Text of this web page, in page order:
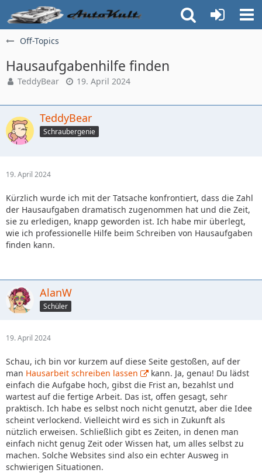
Off-Topics
Hausaufgabenhilfe finden
TeddyBear 19. April 2024
TeddyBear
Schraubergenie
19. April 2024
Kürzlich wurde ich mit der Tatsache konfrontiert, dass die Zahl
der Hausaufgaben dramatisch zugenommen hat und die Zeit,
sie zu erledigen, knapp geworden ist. Ich habe mir überlegt,
wie ich professionelle Hilfe beim Schreiben von Hausaufgaben
finden kann.
AlanW
Schüler
19. April 2024
Schau, ich bin vor kurzem auf diese Seite gestoßen, auf der
man Hausarbeit schreiben lassen
kann. Ja, genau! Du lädst
einfach die Aufgabe hoch, gibst die Frist an, bezahlst und
wartest auf die fertige Arbeit. Das ist, offen gesagt, sehr
praktisch. Ich habe es selbst noch nicht genutzt, aber die Idee
scheint verlockend. Vielleicht wird es sich in Zukunft als
nützlich erweisen. Schließlich gibt es Zeiten, in denen man
einfach nicht genug Zeit oder Wissen hat, um alles selbst zu
machen. Solche Websites sind also ein echter Ausweg in
schwierigen Situationen.